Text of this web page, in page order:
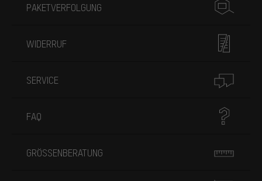
PAKETVERFOLGUNG
WIDERRUF
SERVICE
FAQ
GRÖSSENBERATUNG